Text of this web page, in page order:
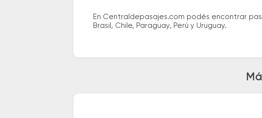
En Centraldepasajes.com podés encontrar
Brasil, Chile, Paraguay, Perú y Uruguay.